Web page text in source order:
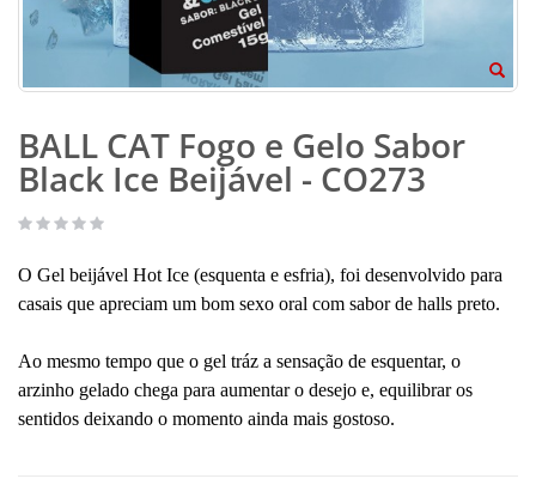
BALL CAT Fogo e Gelo Sabor
Black Ice Beijável - CO273
O Gel beijável Hot Ice (esquenta e esfria), foi desenvolvido para
casais que apreciam um bom sexo oral com sabor de halls preto.
Ao mesmo tempo que o gel tráz a sensação de esquentar, o
arzinho gelado chega para aumentar o desejo e, equilibrar os
sentidos deixando o momento ainda mais gostoso.